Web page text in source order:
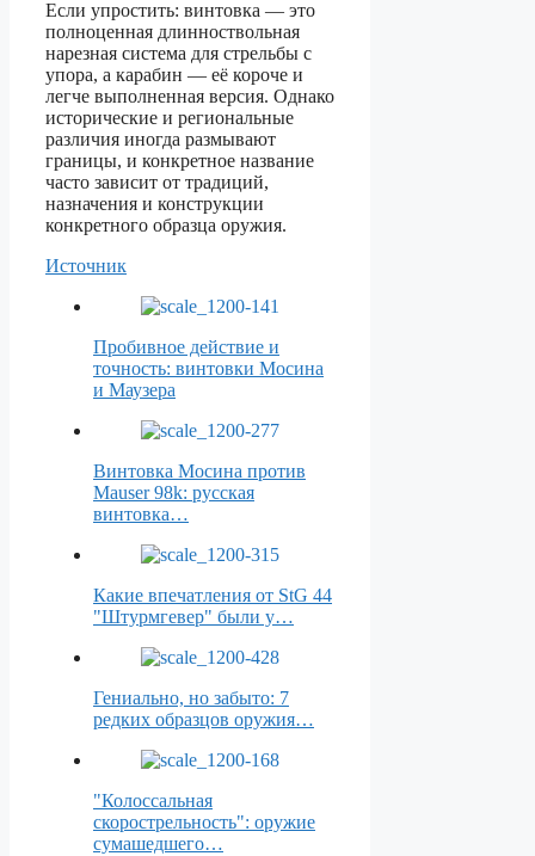
Если упростить: винтовка — это
полноценная длинноствольная
нарезная система для стрельбы с
упора, а карабин — её короче и
легче выполненная версия. Однако
исторические и региональные
различия иногда размывают
границы, и конкретное название
часто зависит от традиций,
назначения и конструкции
конкретного образца оружия.
Источник
Пробивное действие и
точность: винтовки Мосина
и Маузера
Винтовка Мосина против
Mauser 98k: русская
винтовка…
Какие впечатления от StG 44
"Штурмгевер" были у…
Гениально, но забыто: 7
редких образцов оружия…
"Колоссальная
скорострельность": оружие
сумашедшего…